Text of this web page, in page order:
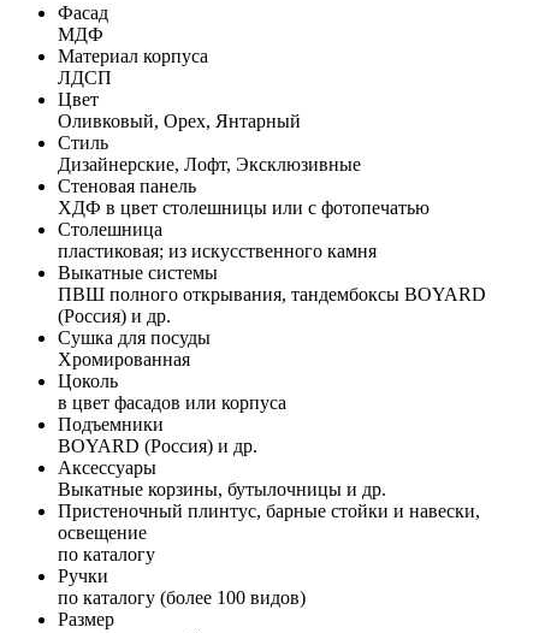
Фасад
МДФ
Материал корпуса
ЛДСП
Цвет
Оливковый, Орех, Янтарный
Стиль
Дизайнерские, Лофт, Эксклюзивные
Стеновая панель
ХДФ в цвет столешницы или с фотопечатью
Столешница
пластиковая; из искусственного камня
Выкатные системы
ПВШ полного открывания, тандембоксы BOYARD
(Россия) и др.
Сушка для посуды
Хромированная
Цоколь
в цвет фасадов или корпуса
Подъемники
BOYARD (Россия) и др.
Аксессуары
Выкатные корзины, бутылочницы и др.
Пристеночный плинтус, барные стойки и навески,
освещение
по каталогу
Ручки
по каталогу (более 100 видов)
Размер